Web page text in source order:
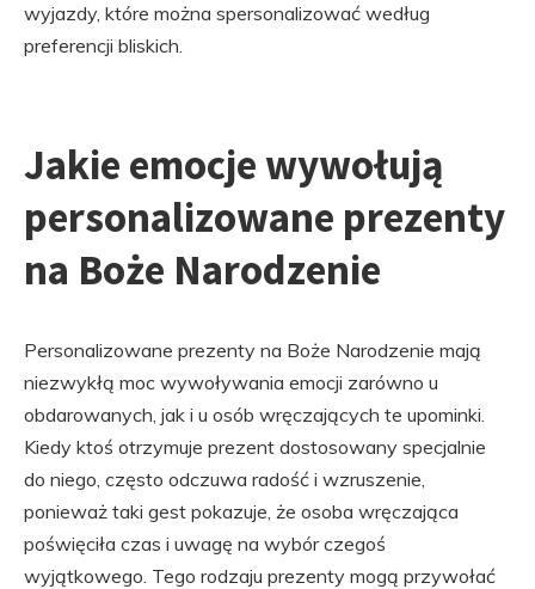
wyjazdy, które można spersonalizować według
preferencji bliskich.
Jakie emocje wywołują
personalizowane prezenty
na Boże Narodzenie
Personalizowane prezenty na Boże Narodzenie mają
niezwykłą moc wywoływania emocji zarówno u
obdarowanych, jak i u osób wręczających te upominki.
Kiedy ktoś otrzymuje prezent dostosowany specjalnie
do niego, często odczuwa radość i wzruszenie,
ponieważ taki gest pokazuje, że osoba wręczająca
poświęciła czas i uwagę na wybór czegoś
wyjątkowego. Tego rodzaju prezenty mogą przywołać